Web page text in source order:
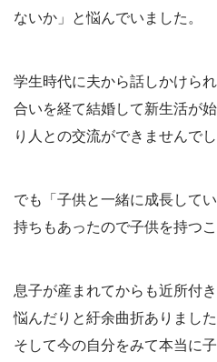
ないか」と悩んでいました。
学生時代に夫から話しかけら
合いを経て結婚して新生活が
り人との交流ができませんでし
でも「子供と一緒に成長して
持ちもあったので子供を持つ
息子が産まれてからも近所付
悩んだりと紆余曲折ありまし
そして今の自分をみて本当に